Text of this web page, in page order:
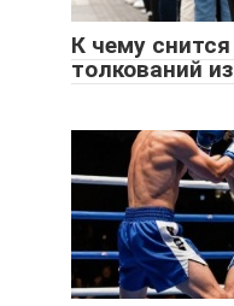
К чему
толкований